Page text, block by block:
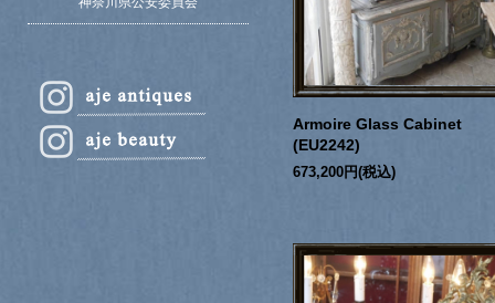
Armoire Glass Cabinet
(EU2242)
673,200円(税込)